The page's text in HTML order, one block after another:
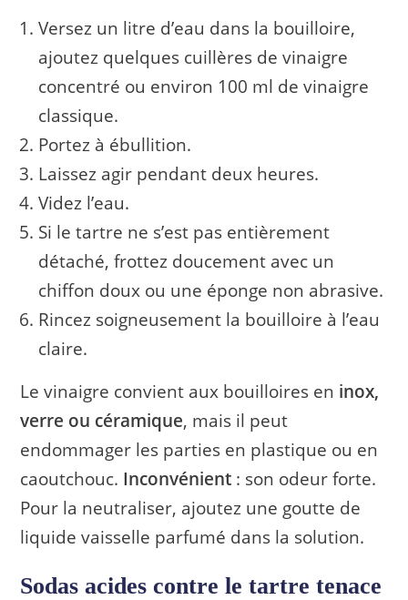
Versez un litre d’eau dans la bouilloire,
ajoutez quelques cuillères de vinaigre
concentré ou environ 100 ml de vinaigre
classique.
Portez à ébullition.
Laissez agir pendant deux heures.
Videz l’eau.
Si le tartre ne s’est pas entièrement
détaché, frottez doucement avec un
chiffon doux ou une éponge non abrasive.
Rincez soigneusement la bouilloire à l’eau
claire.
Le vinaigre convient aux bouilloires en inox,
verre ou céramique, mais il peut
endommager les parties en plastique ou en
caoutchouc. Inconvénient : son odeur forte.
Pour la neutraliser, ajoutez une goutte de
liquide vaisselle parfumé dans la solution.
Sodas acides contre le tartre tenace